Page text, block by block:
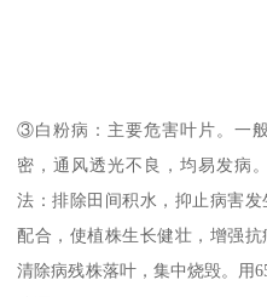
③白粉病：主要危害叶片。一
密，通风透光不良，均易发病
法：排除田间积水，抑止病害
配合，使植株生长健壮，增强
清除病残株落叶，集中烧毁。用